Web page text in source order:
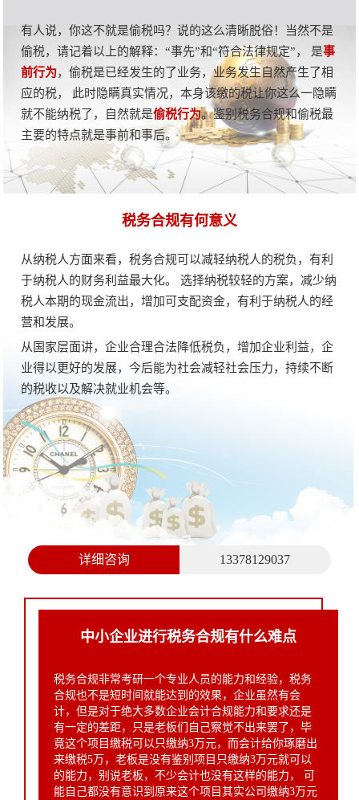
有人说，你这不就是偷税吗？说的这么清晰脱俗！当然不是
偷税，请记着以上的解释：“事先”和“符合法律规定”， 是事
前行为，偷税是已经发生的了业务，业务发生自然产生了相
应的税， 此时隐瞒真实情况，本身该缴的税让你这么一隐瞒
就不能纳税了，自然就是偷税行为。鉴别税务合规和偷税最
主要的特点就是事前和事后。
税务合规有何意义
从纳税人方面来看，税务合规可以减轻纳税人的税负，有利
于纳税人的财务利益最大化。 选择纳税较轻的方案，减少纳
税人本期的现金流出，增加可支配资金，有利于纳税人的经
营和发展。
从国家层面讲，企业合理合法降低税负，增加企业利益，企
业得以更好的发展，今后能为社会减轻社会压力，持续不断
的税收以及解决就业机会等。
详细咨询 13378129037
中小企业进行税务合规有什么难点
税务合规非常考研一个专业人员的能力和经验，税务
合规也不是短时间就能达到的效果，企业虽然有会
计，但是对于绝大多数企业会计合规能力和要求还是
有一定的差距，只是老板们自己察觉不出来罢了，毕
竟这个项目缴税可以只缴纳3万元，而会计给你琢磨出
来缴税5万，老板是没有鉴别项目只缴纳3万元就可以
的能力，别说老板，不少会计也没有这样的能力， 可
能自己都没有意识到原来这个项目其实公司缴纳3万元